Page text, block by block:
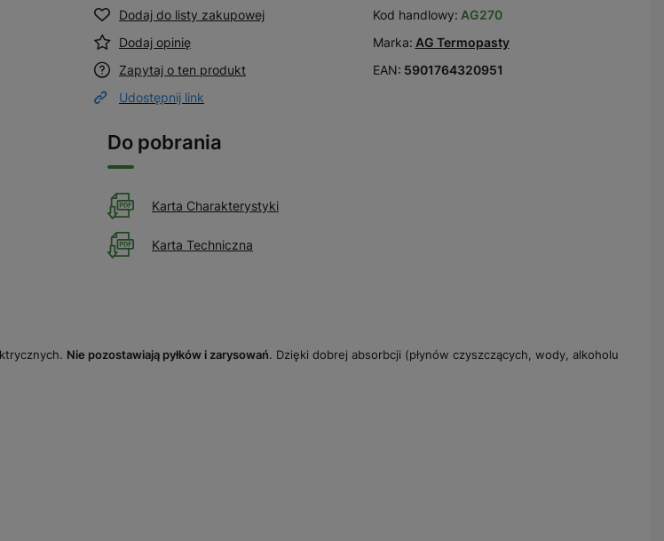
Dodaj do listy zakupowej
Dodaj opinię
Zapytaj o ten produkt
Udostępnij link
Kod handlowy: AG270
Marka: AG Termopasty
EAN: 5901764320951
Nie pozostawiają pyłków i zarysowań. Dzięki dobrej absorbcji (płynów czyszczących, wody, alkoholu
Do pobrania
Karta Charakterystyki
Karta Techniczna